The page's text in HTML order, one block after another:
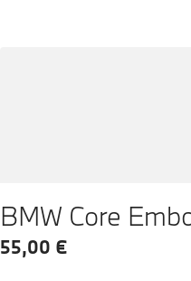
BMW Core
55,00 €